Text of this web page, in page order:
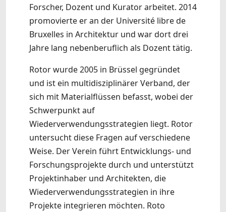
Forscher, Dozent und Kurator arbeitet. 2014
promovierte er an der Université libre de
Bruxelles in Architektur und war dort drei
Jahre lang nebenberuflich als Dozent tätig.
Rotor wurde 2005 in Brüssel gegründet
und ist ein multidisziplinärer Verband, der
sich mit Materialflüssen befasst, wobei der
Schwerpunkt auf
Wiederverwendungsstrategien liegt. Rotor
untersucht diese Fragen auf verschiedene
Weise. Der Verein führt Entwicklungs- und
Forschungsprojekte durch und unterstützt
Projektinhaber und Architekten, die
Wiederverwendungsstrategien in ihre
Projekte integrieren möchten. Roto